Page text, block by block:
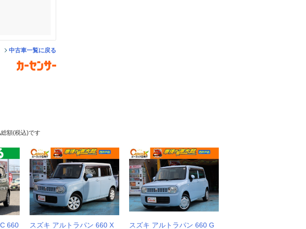
中古車一覧に戻る
額(税込)です
660 スズキ アルトラパン 660 X スズキ アルトラパン 660 G